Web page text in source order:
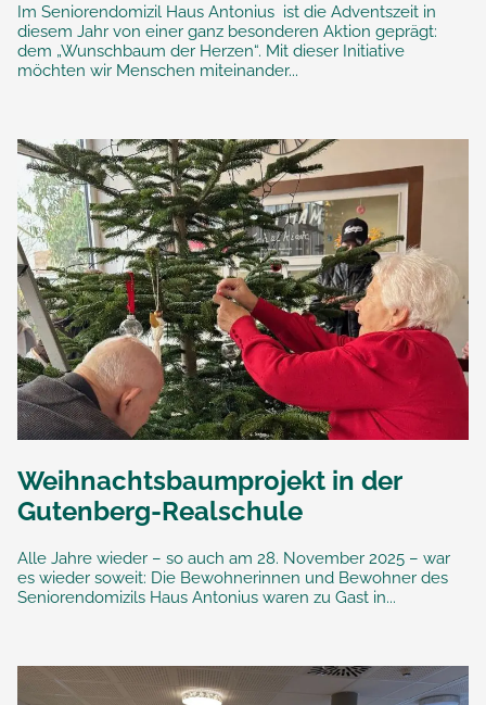
Im Seniorendomizil Haus Antonius ist die Adventszeit in
diesem Jahr von einer ganz besonderen Aktion geprägt:
dem „Wunschbaum der Herzen“. Mit dieser Initiative
möchten wir Menschen miteinander...
Weihnachtsbaumprojekt in der
Gutenberg-Realschule
Alle Jahre wieder – so auch am 28. November 2025 – war
es wieder soweit: Die Bewohnerinnen und Bewohner des
Seniorendomizils Haus Antonius waren zu Gast in...